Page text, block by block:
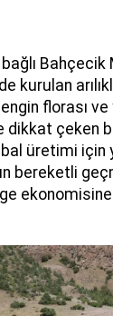
Bahçecik
kurulan
florası
dikkat çeken
üretimi için
bereketli